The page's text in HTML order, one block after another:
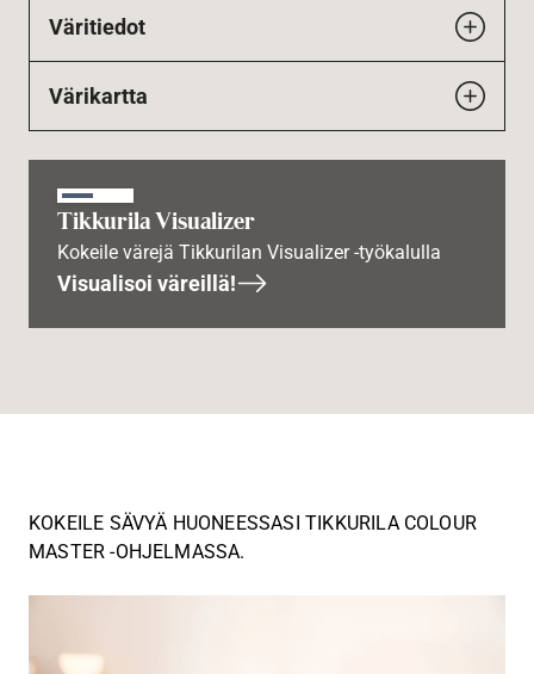
Väritiedot
Värikartta
Tikkurila Visualizer
Kokeile värejä Tikkurilan Visualizer -työkalulla
Visualisoi väreillä!
KOKEILE SÄVYÄ HUONEESSASI TIKKURILA COLOUR
MASTER -OHJELMASSA.